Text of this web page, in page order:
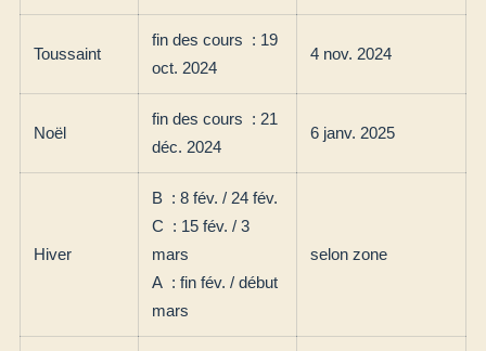
Toussaint
fin des cours : 19
oct. 2024
4 nov. 2024
Noël
fin des cours : 21
déc. 2024
6 janv. 2025
Hiver
B : 8 fév. / 24 fév.
C : 15 fév. / 3
mars
A : fin fév. / début
mars
selon zone